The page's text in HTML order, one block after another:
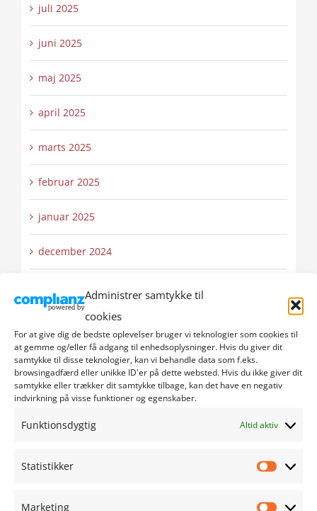
Administrer samtykke til
cookies
For at give dig de bedste oplevelser bruger vi teknologier som cookies til
at gemme og/eller få adgang til enhedsoplysninger. Hvis du giver dit
samtykke til disse teknologier, kan vi behandle data som f.eks.
browsingadfærd eller unikke ID'er på dette websted. Hvis du ikke giver dit
samtykke eller trækker dit samtykke tilbage, kan det have en negativ
indvirkning på visse funktioner og egenskaber.
Funktionsdygtig Altid aktiv
Statistikker
Marketing
juli 2025
juni 2025
maj 2025
april 2025
marts 2025
februar 2025
januar 2025
december 2024
oktober 2024
september 2024
august 2024
juli 2024
juni 2024